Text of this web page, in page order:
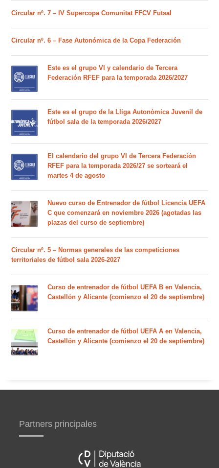
Circular nº. 7 – IV Supercopa Comunitat FFCV Futsal
Circular nº. 6 – Fase Autonómica de la Copa Federación
Este es el grupo VI y calendario de Tercera
Federación RFEF para la temporada 2026/2027
Este es el grupo de la Lliga Autonòmica Juvenil de
fútbol sala de la temporada 2026/2027
El calendario del grupo VI de Tercera Federación
RFEF para la temporada 2026/27 se sorteará el
martes 4 de agosto
Nuevo curso de Entrenador de fútbol Licencia UEFA
C que comenzará en noviembre 2026 (agotadas las
plazas del curso de septiembre)
Circular nº. 5 – Normas generales de las competiciones
territoriales de fútbol sala 2026-2027
Curso de entrenador de fútbol UEFA B en Valencia,
Castellón y Alicante (comienzo el 20 de septiembre)
Curso de entrenador de fútbol UEFA A en Valencia,
Castellón y Alicante (comienzo el 20 de septiembre)
Partners principales